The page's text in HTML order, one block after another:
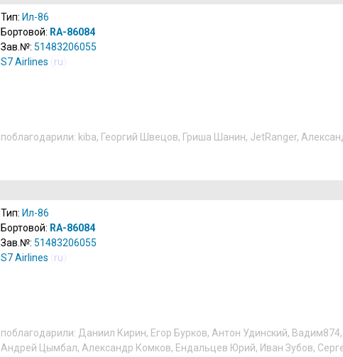
Тип: Ил-86
Бортовой: RA-86084
Зав.№: 51483206055
S7 Airlines
ru
поблагодарили: kiba, Георгий Швецов, Гриша Шанин, JetRanger,
Тип: Ил-86
Бортовой: RA-86084
Зав.№: 51483206055
S7 Airlines
ru
поблагодарили: Даниил Кирин, Егор Бурков, Антон Удинский, Вадим874,
Андрей Цымбал, Александр Комков, Ендальцев Юрий, Иван Зубов,